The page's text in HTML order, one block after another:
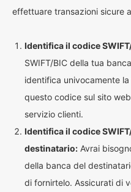
effettuare transazioni sicure
Identifica il codice
SWIFT/BIC della tua
identifica univocamente
questo codice sul sito
servizio clienti.
Identifica il codice
destinatario: Avrai
della banca del
di fornirtelo. Assicurati di